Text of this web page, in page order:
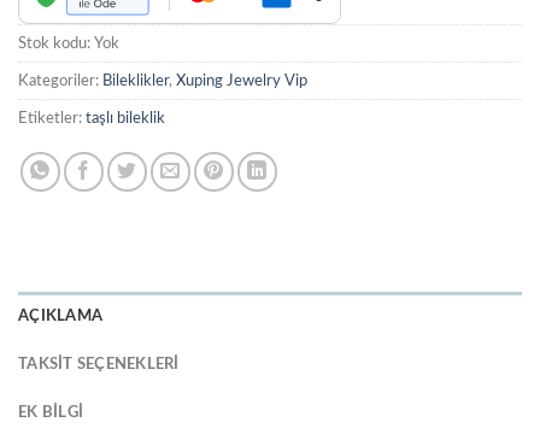
Stok kodu: Yok
Kategoriler: Bileklikler, Xuping Jewelry Vip
Etiketler: taşlı bileklik
AÇIKLAMA
TAKSIT SEÇENEKLERI
EK BILGI